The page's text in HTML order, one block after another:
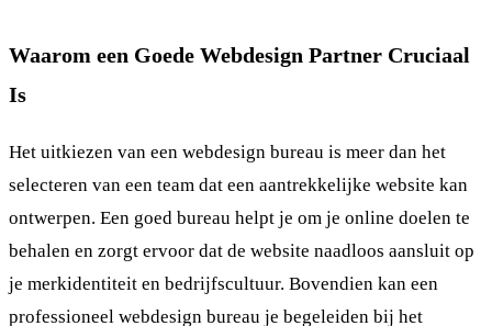
Waarom een Goede Webdesign Partner Cruciaal
Is
Het uitkiezen van een webdesign bureau is meer dan het
selecteren van een team dat een aantrekkelijke website kan
ontwerpen. Een goed bureau helpt je om je online doelen te
behalen en zorgt ervoor dat de website naadloos aansluit op
je merkidentiteit en bedrijfscultuur. Bovendien kan een
professioneel webdesign bureau je begeleiden bij het